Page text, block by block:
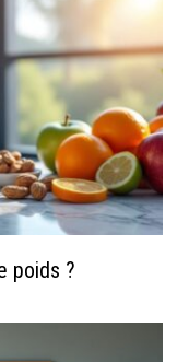
poids ?